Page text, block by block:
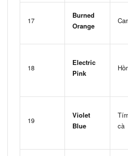
17
Burned
Orange
18
Electric
Pink
19
Violet
Blue
cà